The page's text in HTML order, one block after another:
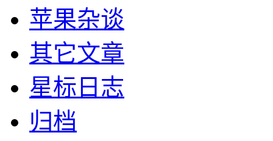
苹果杂谈
其它文章
星标日志
归档